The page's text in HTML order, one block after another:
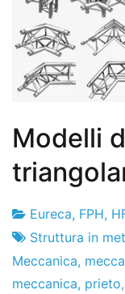
Modelli
Fabbrica
di
progetti
24
de
gennaio
Eureca, FPH,
Struttura in
Meccanica,
meccanica, prieto,